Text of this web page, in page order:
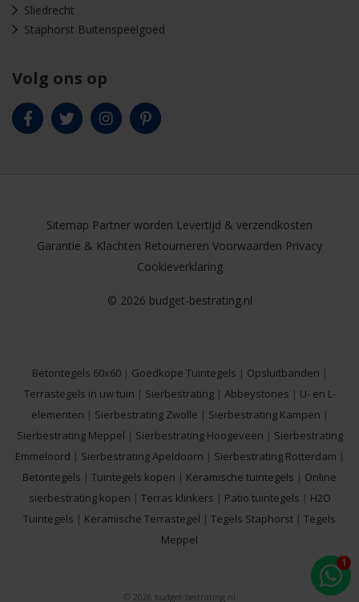
Sliedrecht
Staphorst Buitenspeelgoed
Volg ons op
Sitemap Partner worden Levertijd & verzendkosten
Garantie & Klachten Retourneren Voorwaarden Privacy
Cookieverklaring
© 2026 budget-bestrating.nl
Betontegels 60x60 | Goedkope Tuintegels | Opsluitbanden |
Terrastegels in uw tuin | Sierbestrating | Abbeystones | U- en L-
elementen | Sierbestrating Zwolle | Sierbestrating Kampen |
Sierbestrating Meppel | Sierbestrating Hoogeveen | Sierbestrating
Emmeloord | Sierbestrating Apeldoorn | Sierbestrating Rotterdam |
Betontegels | Tuintegels kopen | Keramische tuintegels | Online
sierbestrating kopen | Terras klinkers | Patio tuintegels | H2O
Tuintegels | Keramische Terrastegel | Tegels Staphorst | Tegels
Meppel
© 2026 budget-bestrating.nl